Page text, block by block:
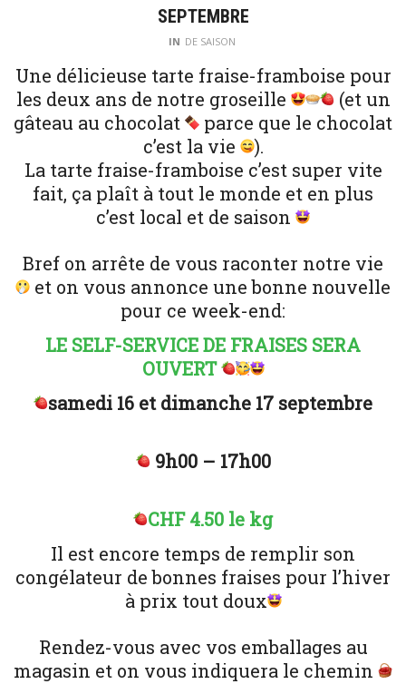
SEPTEMBRE
IN DE SAISON
Une délicieuse tarte fraise-framboise pour
les deux ans de notre groseille
(et un
gâteau au chocolat
parce que le chocolat
c’est la vie
).
La tarte fraise-framboise c’est super vite
fait, ça plaît à tout le monde et en plus
c’est local et de saison
Bref on arrête de vous raconter notre vie
et on vous annonce une bonne nouvelle
pour ce week-end:
LE SELF-SERVICE DE FRAISES SERA
OUVERT
samedi 16 et dimanche 17 septembre
9h00 – 17h00
CHF 4.50 le kg
Il est encore temps de remplir son
congélateur de bonnes fraises pour l’hiver
à prix tout doux
Rendez-vous avec vos emballages au
magasin et on vous indiquera le chemin